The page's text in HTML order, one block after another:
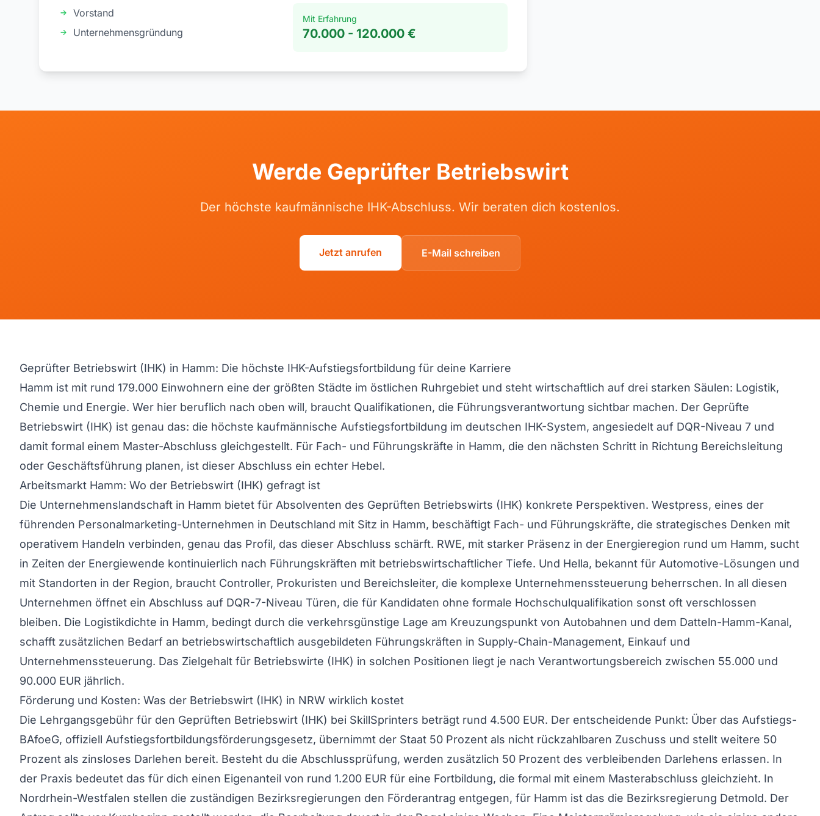
Vorstand
Unternehmensgründung
Mit Erfahrung
70.000 - 120.000 €
Werde Geprüfter Betriebswirt
Der höchste kaufmännische IHK-Abschluss. Wir beraten dich kostenlos.
Jetzt anrufen E-Mail schreiben
Geprüfter Betriebswirt (IHK) in Hamm: Die höchste IHK-Aufstiegsfortbildung für deine Karriere
Hamm ist mit rund 179.000 Einwohnern eine der größten Städte im östlichen Ruhrgebiet und steht wirtschaftlich auf drei starken Säulen: Logistik,
Chemie und Energie. Wer hier beruflich nach oben will, braucht Qualifikationen, die Führungsverantwortung sichtbar machen. Der Geprüfte
Betriebswirt (IHK) ist genau das: die höchste kaufmännische Aufstiegsfortbildung im deutschen IHK-System, angesiedelt auf DQR-Niveau 7 und
damit formal einem Master-Abschluss gleichgestellt. Für Fach- und Führungskräfte in Hamm, die den nächsten Schritt in Richtung Bereichsleitung
oder Geschäftsführung planen, ist dieser Abschluss ein echter Hebel.
Arbeitsmarkt Hamm: Wo der Betriebswirt (IHK) gefragt ist
Die Unternehmenslandschaft in Hamm bietet für Absolventen des Geprüften Betriebswirts (IHK) konkrete Perspektiven. Westpress, eines der
führenden Personalmarketing-Unternehmen in Deutschland mit Sitz in Hamm, beschäftigt Fach- und Führungskräfte, die strategisches Denken mit
operativem Handeln verbinden, genau das Profil, das dieser Abschluss schärft. RWE, mit starker Präsenz in der Energieregion rund um Hamm, sucht
in Zeiten der Energiewende kontinuierlich nach Führungskräften mit betriebswirtschaftlicher Tiefe. Und Hella, bekannt für Automotive-Lösungen und
mit Standorten in der Region, braucht Controller, Prokuristen und Bereichsleiter, die komplexe Unternehmenssteuerung beherrschen. In all diesen
Unternehmen öffnet ein Abschluss auf DQR-7-Niveau Türen, die für Kandidaten ohne formale Hochschulqualifikation sonst oft verschlossen
bleiben. Die Logistikdichte in Hamm, bedingt durch die verkehrsgünstige Lage am Kreuzungspunkt von Autobahnen und dem Datteln-Hamm-Kanal,
schafft zusätzlichen Bedarf an betriebswirtschaftlich ausgebildeten Führungskräften in Supply-Chain-Management, Einkauf und
Unternehmenssteuerung. Das Zielgehalt für Betriebswirte (IHK) in solchen Positionen liegt je nach Verantwortungsbereich zwischen 55.000 und
90.000 EUR jährlich.
Förderung und Kosten: Was der Betriebswirt (IHK) in NRW wirklich kostet
Die Lehrgangsgebühr für den Geprüften Betriebswirt (IHK) bei SkillSprinters beträgt rund 4.500 EUR. Der entscheidende Punkt: Über das Aufstiegs-
BAfoeG, offiziell Aufstiegsfortbildungsförderungsgesetz, übernimmt der Staat 50 Prozent als nicht rückzahlbaren Zuschuss und stellt weitere 50
Prozent als zinsloses Darlehen bereit. Besteht du die Abschlussprüfung, werden zusätzlich 50 Prozent des verbleibenden Darlehens erlassen. In
der Praxis bedeutet das für dich einen Eigenanteil von rund 1.200 EUR für eine Fortbildung, die formal mit einem Masterabschluss gleichzieht. In
Nordrhein-Westfalen stellen die zuständigen Bezirksregierungen den Förderantrag entgegen, für Hamm ist das die Bezirksregierung Detmold. Der